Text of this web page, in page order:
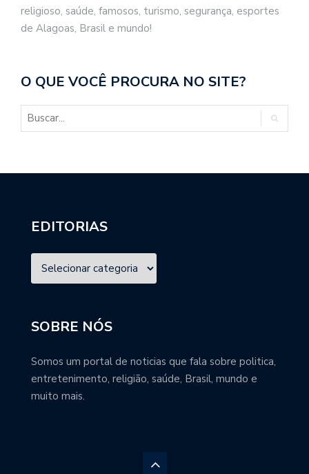
religioso, saúde, famosos, turismo, segurança, esportes
de Alagoas, Brasil e mundo!
O QUE VOCÊ PROCURA NO SITE?
EDITORIAS
SOBRE NÓS
Somos um portal de noticias que fala sobre politica,
entretenimento, religião, saúde, Brasil, mundo e
muito mais.